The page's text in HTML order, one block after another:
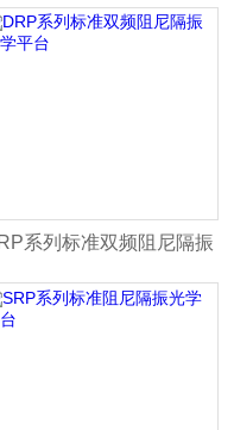
光学平台
系列标准双频阻尼隔振
光学平台